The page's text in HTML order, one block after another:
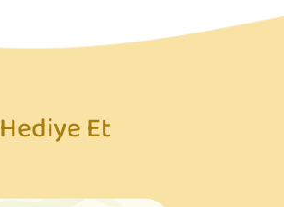
Hediye Et